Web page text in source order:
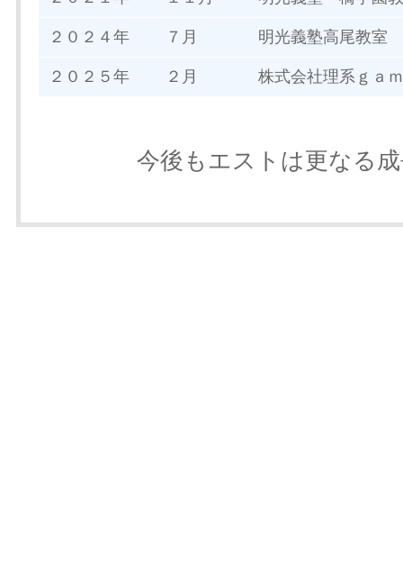
２０２４年 ７月 明光義塾高尾教
２０２５年 ２月 株式会社理系ｇａ
今後もエストは更なる